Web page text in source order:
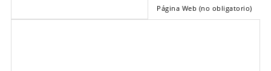
Página Web (no obligatorio)